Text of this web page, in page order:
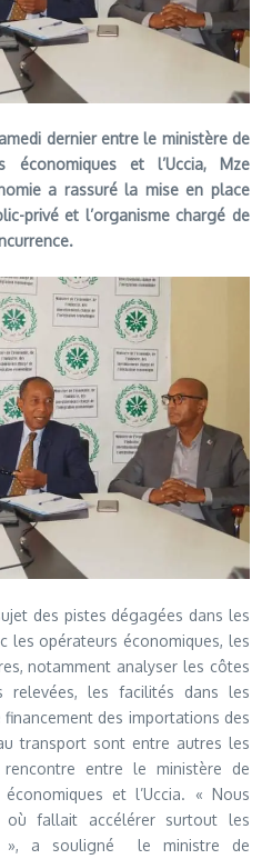
dernier entre le ministère de
économiques et l’Uccia, Mze
a rassuré la mise en place
privé et l’organisme chargé de
des pistes dégagées dans les
les opérateurs économiques, les
notamment analyser les côtes
relevées, les facilités dans les
financement des importations des
transport sont entre autres les
entre le ministère de
et l’Uccia. « Nous
fallait accélérer surtout les
», a souligné le ministre de